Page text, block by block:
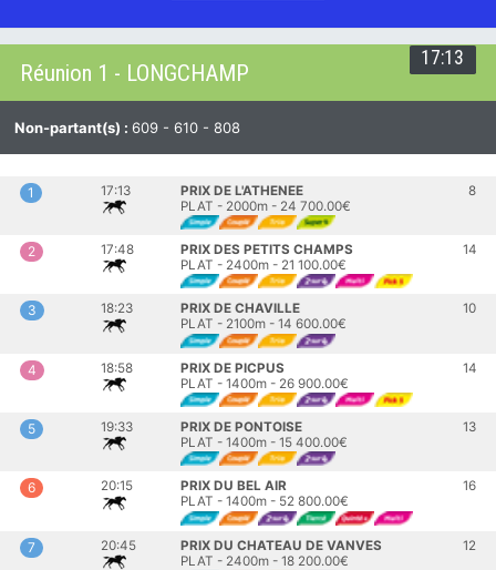
17:13
Réunion 1 - LONGCHAMP
Non-partant(s) : 609 - 610 - 808
1 17:13
PRIX DE L'ATHENEE
PLAT - 2000m - 24 700.00€
8
2 17:48
PRIX DES PETITS CHAMPS
PLAT - 2400m - 21 100.00€
14
3 18:23
PRIX DE CHAVILLE
PLAT - 2100m - 14 600.00€
10
4 18:58
PRIX DE PICPUS
PLAT - 1400m - 26 900.00€
14
5 19:33
PRIX DE PONTOISE
PLAT - 1400m - 15 400.00€
13
6 20:15
PRIX DU BEL AIR
PLAT - 1400m - 52 800.00€
16
7 20:45
PRIX DU CHATEAU DE VANVES
PLAT - 2400m - 18 200.00€
12